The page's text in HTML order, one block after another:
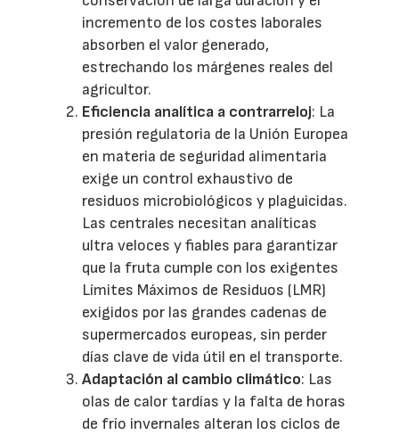
incremento de los costes laborales
absorben el valor generado,
estrechando los márgenes reales del
agricultor.
Eficiencia analítica a contrarreloj: La
presión regulatoria de la Unión Europea
en materia de seguridad alimentaria
exige un control exhaustivo de
residuos microbiológicos y plaguicidas.
Las centrales necesitan analíticas
ultra veloces y fiables para garantizar
que la fruta cumple con los exigentes
Límites Máximos de Residuos (LMR)
exigidos por las grandes cadenas de
supermercados europeas, sin perder
días clave de vida útil en el transporte.
Adaptación al cambio climático: Las
olas de calor tardías y la falta de horas
de frío invernales alteran los ciclos de